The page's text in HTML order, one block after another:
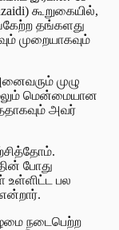
கூறுகையில்,
தங்களது
முறையாகவும்
முழு
மென்மையான
அவர்
போது
பல
நடைபெற்ற